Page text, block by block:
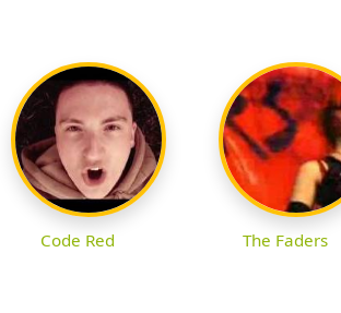
Code Red The Faders